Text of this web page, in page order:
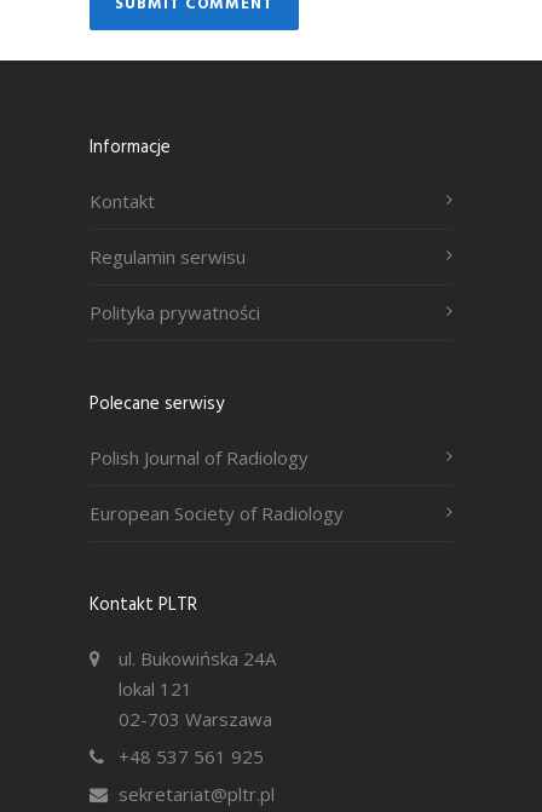
Informacje
Kontakt
Regulamin serwisu
Polityka prywatności
Polecane serwisy
Polish Journal of Radiology
European Society of Radiology
Kontakt PLTR
ul. Bukowińska 24A
lokal 121
02-703 Warszawa
+48 537 561 925
sekretariat@pltr.pl